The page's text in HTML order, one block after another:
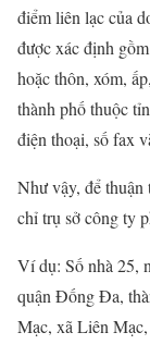
điểm liên lạc của
được xác định
hoặc thôn, xóm,
thành phố thuộc
điện thoại, số fax
Như vậy, để
chỉ trụ sở công ty
Ví dụ: Số nhà 25,
quận Đống Đa,
Mạc, xã Liên